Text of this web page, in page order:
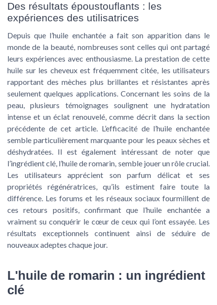
Des résultats époustouflants : les
expériences des utilisatrices
Depuis que l’huile enchantée a fait son apparition dans le
monde de la beauté, nombreuses sont celles qui ont partagé
leurs expériences avec enthousiasme. La prestation de cette
huile sur les cheveux est fréquemment citée, les utilisateurs
rapportant des mèches plus brillantes et résistantes après
seulement quelques applications. Concernant les soins de la
peau, plusieurs témoignages soulignent une hydratation
intense et un éclat renouvelé, comme décrit dans la section
précédente de cet article. L’efficacité de l’huile enchantée
semble particulièrement marquante pour les peaux sèches et
déshydratées. Il est également intéressant de noter que
l’ingrédient clé, l’huile de romarin, semble jouer un rôle crucial.
Les utilisateurs apprécient son parfum délicat et ses
propriétés régénératrices, qu’ils estiment faire toute la
différence. Les forums et les réseaux sociaux fourmillent de
ces retours positifs, confirmant que l’huile enchantée a
vraiment su conquérir le cœur de ceux qui l’ont essayée. Les
résultats exceptionnels continuent ainsi de séduire de
nouveaux adeptes chaque jour.
L'huile de romarin : un ingrédient
clé